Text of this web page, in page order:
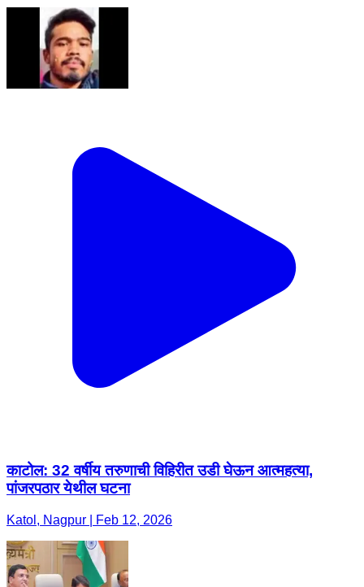
काटोल: 32 वर्षीय तरुणाची विहिरीत उडी घेऊन आत्महत्या,
पांजरपठार येथील घटना
Katol, Nagpur | Feb 12, 2026